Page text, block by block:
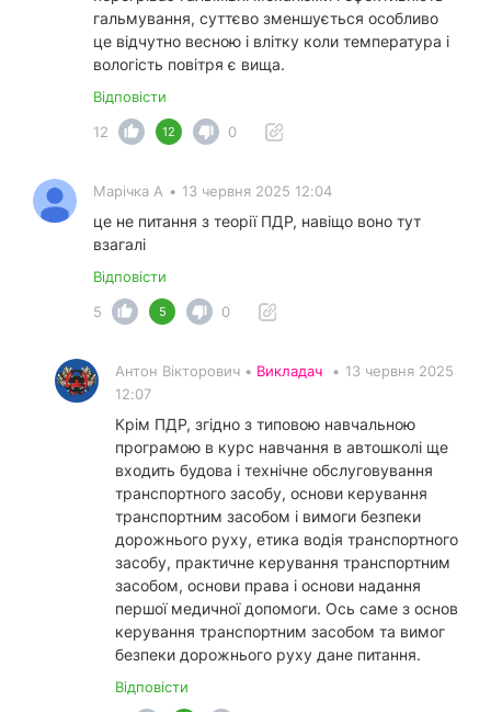
гальмування, суттєво зменшується особливо
це відчутно весною і влітку коли температура і
вологість повітря є вища.
Відповісти
12
12 0
Марічка А • 13 червня 2025 12:04
це не питання з теорії ПДР, навіщо воно тут
взагалі
Відповісти
5
5 0
Антон Вікторович • Викладач • 13 червня 2025
12:07
Крім ПДР, згідно з типовою навчальною
програмою в курс навчання в автошколі ще
входить будова і технічне обслуговування
транспортного засобу, основи керування
транспортним засобом і вимоги безпеки
дорожнього руху, етика водія транспортного
засобу, практичне керування транспортним
засобом, основи права і основи надання
першої медичної допомоги. Ось саме з основ
керування транспортним засобом та вимог
безпеки дорожнього руху дане питання.
Відповісти